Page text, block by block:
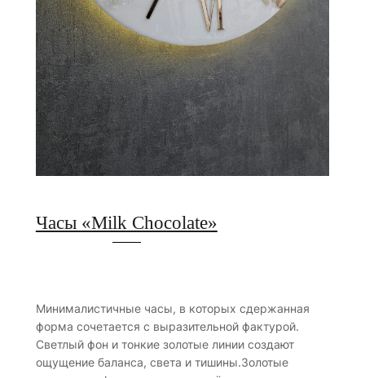
Часы «Milk Chocolate»
Минималистичные часы, в которых сдержанная
форма сочетается с выразительной фактурой.
Светлый фон и тонкие золотые линии создают
ощущение баланса, света и тишины.Золотые